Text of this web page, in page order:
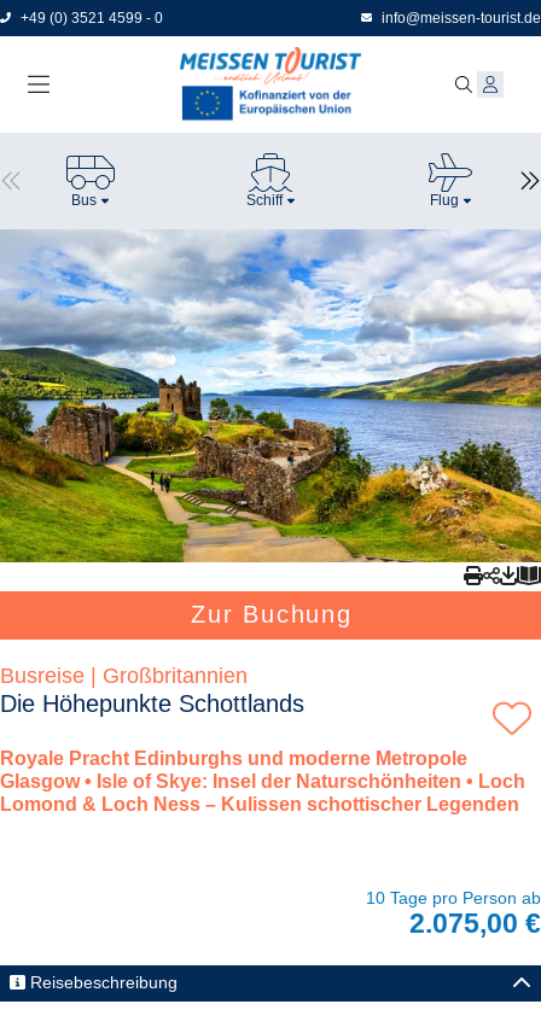
Direkt
zum
+49 (0) 3521 4599 - 0 info@meissen-tourist.de
Bus Schiff Flug
Zur Buchung
Busreise | Großbritannien
Die Höhepunkte Schottlands
Royale Pracht Edinburghs und moderne Metropole
Glasgow • Isle of Skye: Insel der Naturschönheiten • Loch
Lomond & Loch Ness – Kulissen schottischer Legenden
10 Tage pro Person ab
2.075,00 €
Reisebeschreibung